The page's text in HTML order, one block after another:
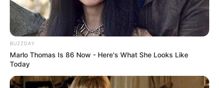
BUZZDAY
Marlo Thomas Is 86 Now - Here's What She Looks Like
Today